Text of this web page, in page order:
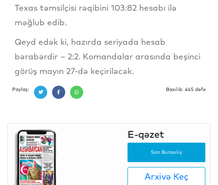
Texas təmsilçisi rəqibini 103:82 hesabı ilə
məğlub edib.
Qeyd edək ki, hazırda seriyada hesab
bərabərdir – 2:2. Komandalar arasında beşinci
görüş mayın 27-də keçiriləcək.
Paylaş: Baxılıb: 445 dəfə
E-qəzet
Son Buraxılış
Arxivə Keç